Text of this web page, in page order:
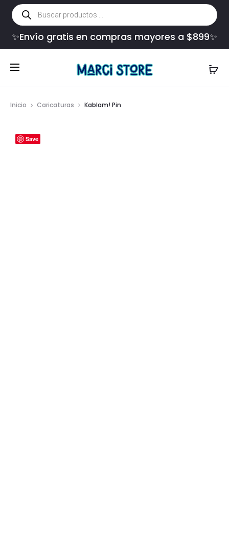
Búsqueda
de
productos
✨Envío gratis en compras mayores a $899✨
Inicio Caricaturas Kablam! Pin
Save